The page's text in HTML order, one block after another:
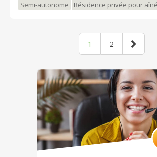
Semi-autonome
Résidence privée pour
1 2